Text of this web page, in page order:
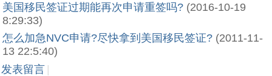
美国移民签证过期能再次申请重签吗? (2016-10-19
8:29:33)
怎么加急NVC申请?尽快拿到美国移民签证? (2011-11-
13 22:5:40)
发表留言